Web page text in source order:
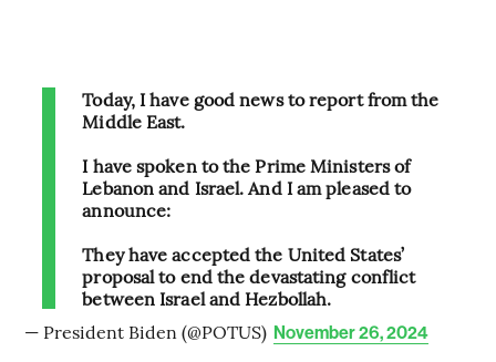
Today, I have good news to report from the
Middle East.
I have spoken to the Prime Ministers of
Lebanon and Israel. And I am pleased to
announce:
They have accepted the United States’
proposal to end the devastating conflict
between Israel and Hezbollah.
— President Biden (@POTUS) November 26, 2024